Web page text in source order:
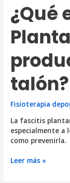
¿Qué
talón?
Fisioterapia
La fascitis
especialmente a
como prevenirla.
¿Qué
Leer más »